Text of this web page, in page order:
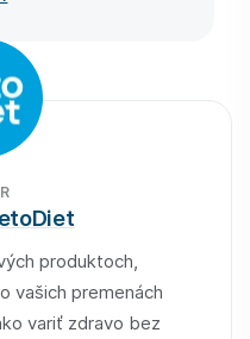
produktoch,
vašich premenách
variť zdravo bez